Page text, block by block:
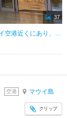
37
マウイのレンタカーセンターはカフルイ空港近くにあり、主要なレンタカー会社が集約された便利な施設です。空港からは電動トラムで移動しますが約2分くらいです。荷物が無ければ歩いてもそれほど苦にならない距離です。
空港 マウイ島
クリップ